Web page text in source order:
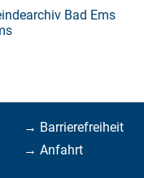
Bad Ems
→ Barrierefreiheit
→ Anfahrt